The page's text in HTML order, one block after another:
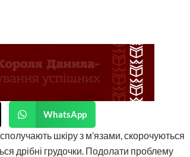
WhatsApp
шкіру з м’язами, скорочуються
дрібні грудочки. Подолати проблему